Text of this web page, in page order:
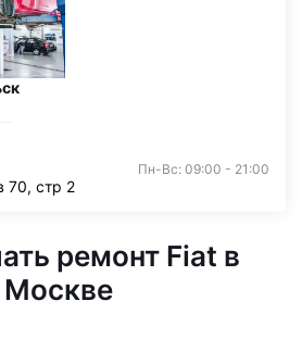
Пн-Вс: 09:00 - 21:00
70, стр 2
ремонт Fiat в
Москве